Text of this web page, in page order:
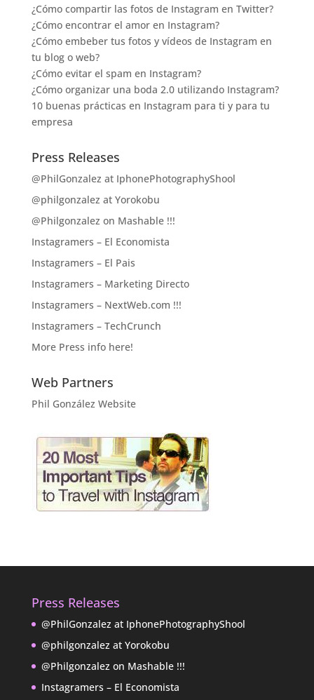
¿Cómo compartir las fotos de Instagram en Twitter?
¿Cómo encontrar el amor en Instagram?
¿Cómo embeber tus fotos y vídeos de Instagram en
tu blog o web?
¿Cómo evitar el spam en Instagram?
¿Cómo organizar una boda 2.0 utilizando Instagram?
10 buenas prácticas en Instagram para ti y para tu
empresa
Press Releases
@PhilGonzalez at IphonePhotographyShool
@philgonzalez at Yorokobu
@Philgonzalez on Mashable !!!
Instagramers – El Economista
Instagramers – El Pais
Instagramers – Marketing Directo
Instagramers – NextWeb.com !!!
Instagramers – TechCrunch
More Press info here!
Web Partners
Phil González Website
Press Releases
@PhilGonzalez at IphonePhotographyShool
@philgonzalez at Yorokobu
@Philgonzalez on Mashable !!!
Instagramers – El Economista